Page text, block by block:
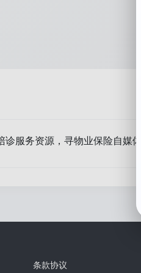
诊服务资源，寻物业保险自媒
条款协议